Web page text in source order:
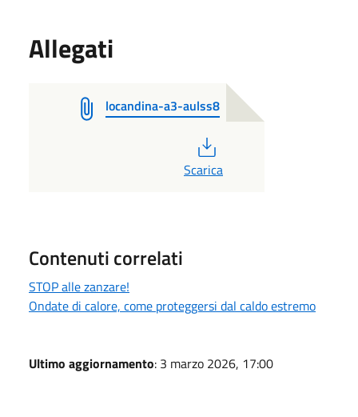
Allegati
locandina-a3-aulss8
Scarica
Contenuti correlati
STOP alle zanzare!
Ondate di calore, come proteggersi dal caldo estremo
Ultimo aggiornamento: 3 marzo 2026, 17:00